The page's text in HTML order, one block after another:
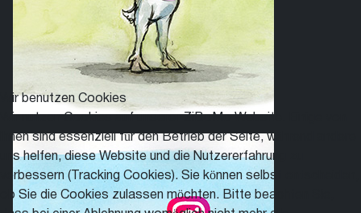
Wir benutzen Cookies
ihnen sind essenziell für den Betrieb der Seite, während andere
uns helfen, diese Website und die Nutzererfahrung zu
verbessern (Tracking Cookies). Sie können selbst entscheiden,
ob Sie die Cookies zulassen möchten. Bitte beachten Sie,